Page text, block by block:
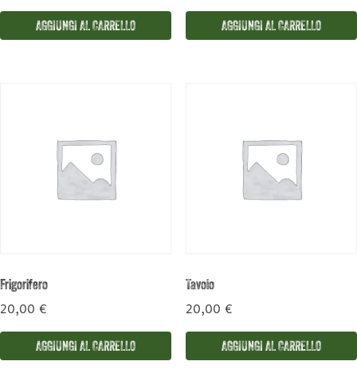
AGGIUNGI AL CARRELLO AGGIUNGI AL CARRELLO
Frigorifero
20,00 €
AGGIUNGI AL CARRELLO
Tavolo
20,00 €
AGGIUNGI AL CARRELLO